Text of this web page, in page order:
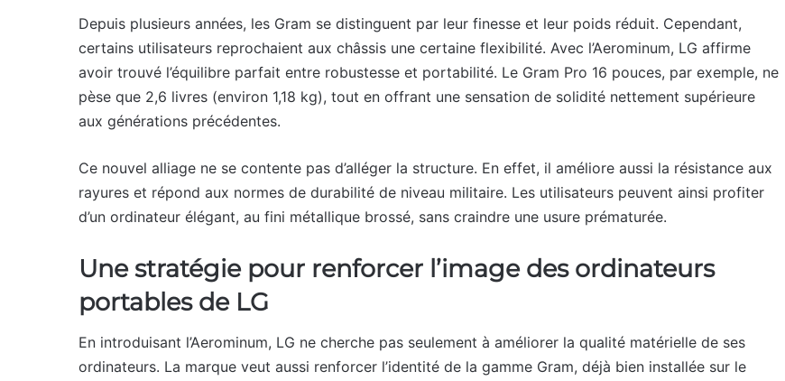
Depuis plusieurs années, les Gram se distinguent par leur finesse et leur poids réduit. Cependant,
certains utilisateurs reprochaient aux châssis une certaine flexibilité. Avec l’Aerominum, LG affirme
avoir trouvé l’équilibre parfait entre robustesse et portabilité. Le Gram Pro 16 pouces, par exemple, ne
pèse que 2,6 livres (environ 1,18 kg), tout en offrant une sensation de solidité nettement supérieure
aux générations précédentes.
Ce nouvel alliage ne se contente pas d’alléger la structure. En effet, il améliore aussi la résistance aux
rayures et répond aux normes de durabilité de niveau militaire. Les utilisateurs peuvent ainsi profiter
d’un ordinateur élégant, au fini métallique brossé, sans craindre une usure prématurée.
Une stratégie pour renforcer l’image des ordinateurs
portables de LG
En introduisant l’Aerominum, LG ne cherche pas seulement à améliorer la qualité matérielle de ses
ordinateurs. La marque veut aussi renforcer l’identité de la gamme Gram, déjà bien installée sur le